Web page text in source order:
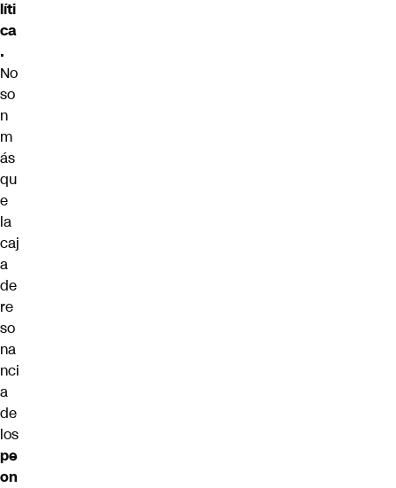
líti
ca
.
No
so
n
m
ás
qu
e
la
caj
a
de
re
so
na
nci
a
de
los
pe
on